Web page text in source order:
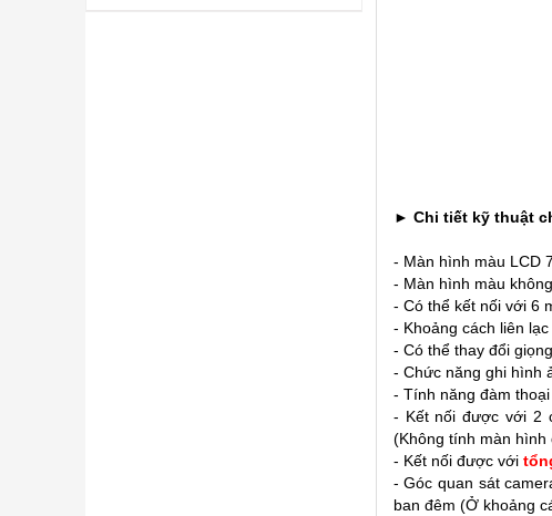
► Chi tiết kỹ thuật
- Màn hình màu LCD
- Màn hình màu
- Có thể kết nối với 6
- Khoảng cách liên
- Có thể thay đổi
- Chức năng ghi hình
- Tính năng đàm
- Kết nối được với 2
(Không tính màn hình
- Kết nối được với
- Góc quan sát
ban đêm (Ở khoảng